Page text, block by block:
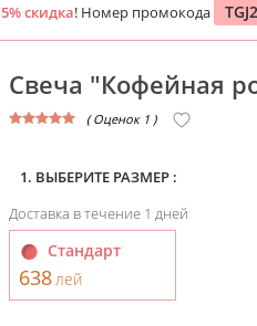
5% скидка! Номер промокода
Свеча "Кофейная
( Оценок 1 )
1. ВЫБЕРИТЕ РАЗМЕР :
Доставка в течение 1 дней
Стандарт
638 лей